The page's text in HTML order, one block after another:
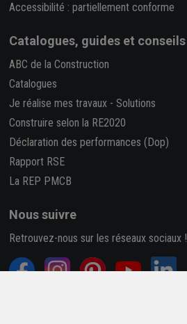
Accessibilité : partiellement conforme
Catalogues, guides et conseils
ABC de la Construction
Catalogues
Je réalise mes travaux - Solutions
Construire selon la RE2020
Déclaration des performances (Dop)
Rapport RSE
La REP PMCB
Nous suivre
Retrouvez-nous sur les réseaux sociaux !